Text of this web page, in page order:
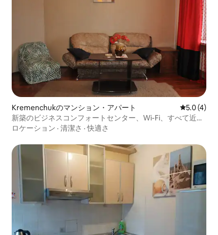
Kremenchukのマンション・アパート レビュー4
5.0 (4)
新築のビジネスコンフォートセンター、Wi-Fi、すべて近く
にあります
ロケーション · 清潔さ ·快適さ